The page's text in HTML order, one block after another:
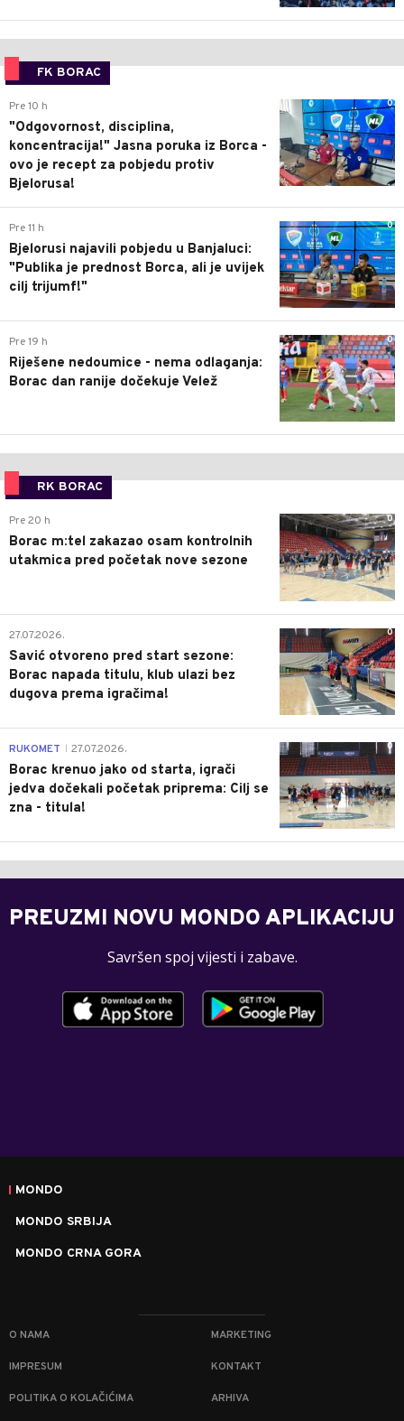
FK BORAC
0
Pre 10 h
"Odgovornost, disciplina,
koncentracija!" Jasna poruka iz Borca -
ovo je recept za pobjedu protiv
Bjelorusa!
0
Pre 11 h
Bjelorusi najavili pobjedu u Banjaluci:
"Publika je prednost Borca, ali je uvijek
cilj trijumf!"
0
Pre 19 h
Riješene nedoumice - nema odlaganja:
Borac dan ranije dočekuje Velež
RK BORAC
0
Pre 20 h
Borac m:tel zakazao osam kontrolnih
utakmica pred početak nove sezone
0
27.07.2026.
Savić otvoreno pred start sezone:
Borac napada titulu, klub ulazi bez
dugova prema igračima!
0
RUKOMET 27.07.2026.
Borac krenuo jako od starta, igrači
jedva dočekali početak priprema: Cilj se
zna - titula!
PREUZMI NOVU MONDO APLIKACIJU
Savršen spoj vijesti i zabave.
MONDO
MONDO SRBIJA
MONDO CRNA GORA
O NAMA MARKETING
IMPRESUM KONTAKT
POLITIKA O KOLAČIĆIMA ARHIVA